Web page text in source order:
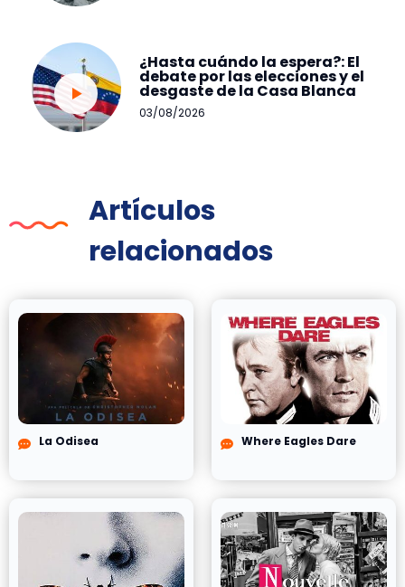
¿Hasta cuándo la espera?: El
debate por las elecciones y el
desgaste de la Casa Blanca
03/08/2026
Artículos
relacionados
La Odisea Where Eagles Dare